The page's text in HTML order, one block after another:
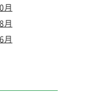
月
月
月